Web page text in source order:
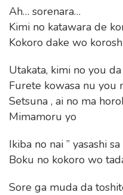
Ah… sorenara…
Kimi no katawara de
Kokoro dake wo
Utakata, kimi no you da
Furete kowasa nu you
Setsuna , ai no ma
Mimamoru yo
Ikiba no nai ” yasashi sa
Boku no kokoro wo
Sore ga muda da